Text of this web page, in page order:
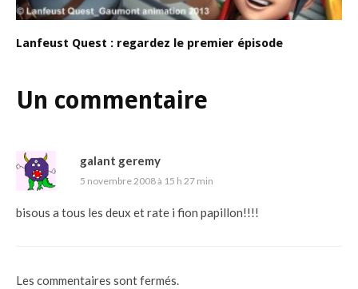
Lanfeust Quest : regardez le premier épisode
Un commentaire
galant geremy
5 novembre 2008 à 15 h 27 min
bisous a tous les deux et rate i fion papillon!!!!
Les commentaires sont fermés.